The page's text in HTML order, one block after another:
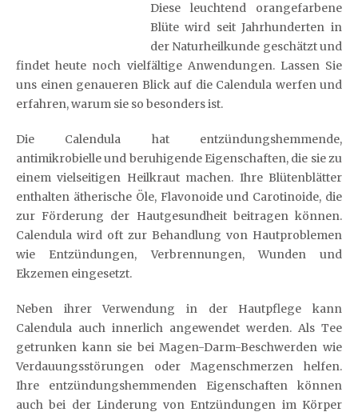
Diese leuchtend orangefarbene
Blüte wird seit Jahrhunderten in
der Naturheilkunde geschätzt und
findet heute noch vielfältige Anwendungen. Lassen Sie
uns einen genaueren Blick auf die Calendula werfen und
erfahren, warum sie so besonders ist.
Die Calendula hat entzündungshemmende,
antimikrobielle und beruhigende Eigenschaften, die sie zu
einem vielseitigen Heilkraut machen. Ihre Blütenblätter
enthalten ätherische Öle, Flavonoide und Carotinoide, die
zur Förderung der Hautgesundheit beitragen können.
Calendula wird oft zur Behandlung von Hautproblemen
wie Entzündungen, Verbrennungen, Wunden und
Ekzemen eingesetzt.
Neben ihrer Verwendung in der Hautpflege kann
Calendula auch innerlich angewendet werden. Als Tee
getrunken kann sie bei Magen-Darm-Beschwerden wie
Verdauungsstörungen oder Magenschmerzen helfen.
Ihre entzündungshemmenden Eigenschaften können
auch bei der Linderung von Entzündungen im Körper